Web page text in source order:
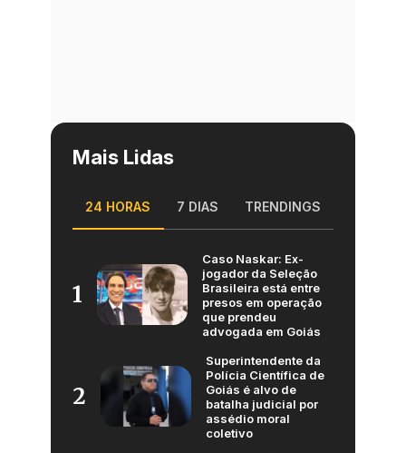
Mais Lidas
24 HORAS 7 DIAS TRENDINGS
1
Caso Naskar: Ex-
jogador da Seleção
Brasileira está entre
presos em operação
que prendeu
advogada em Goiás
2
Superintendente da
Polícia Científica de
Goiás é alvo de
batalha judicial por
assédio moral
coletivo